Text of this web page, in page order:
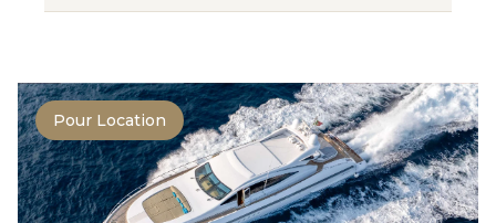
Pour Location